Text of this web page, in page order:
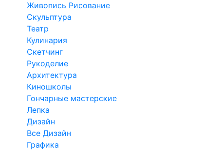
Живопись Рисование
Скульптура
Театр
Кулинария
Скетчинг
Рукоделие
Архитектура
Киношколы
Гончарные мастерские
Лепка
Дизайн
Все Дизайн
Графика